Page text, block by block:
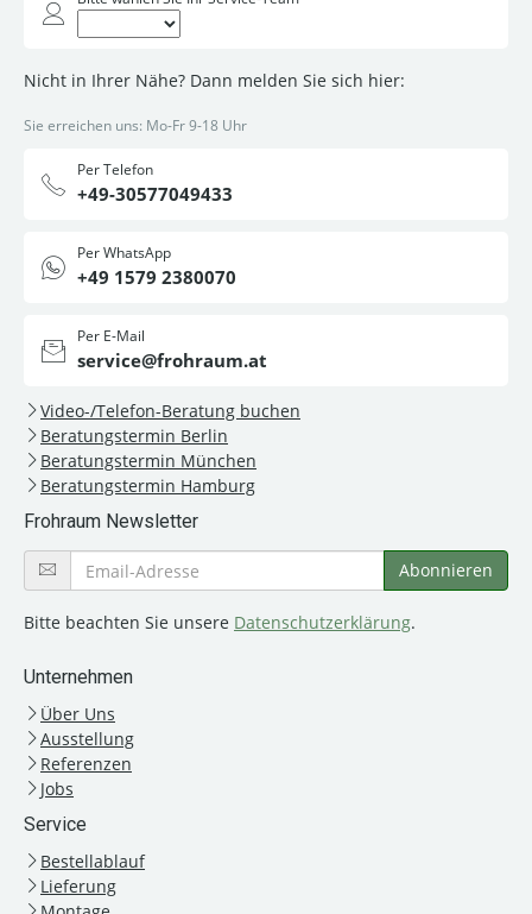
Nicht in Ihrer Nähe? Dann melden Sie sich hier:
Sie erreichen uns: Mo-Fr 9-18 Uhr
Per Telefon
+49-30577049433
Per WhatsApp
+49 1579 2380070
Per E-Mail
service@frohraum.at
Video-/Telefon-Beratung buchen
Beratungstermin Berlin
Beratungstermin München
Beratungstermin Hamburg
Frohraum Newsletter
Bitte beachten Sie unsere Datenschutzerklärung.
Unternehmen
Über Uns
Ausstellung
Referenzen
Jobs
Service
Bestellablauf
Lieferung